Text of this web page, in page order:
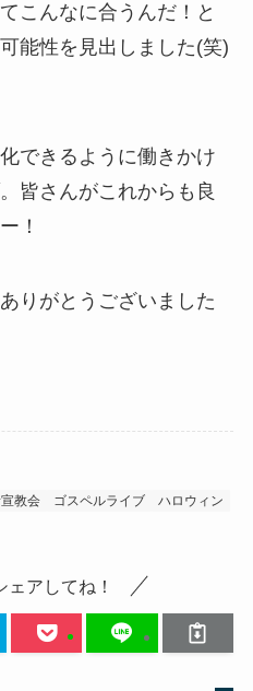
こんなに合うんだ！と
能性を見出しました(笑)
できるように働きかけ
皆さんがこれからも良
！
りがとうございました
教会 ゴスペルライブ
ハロウィン
ェアしてね！